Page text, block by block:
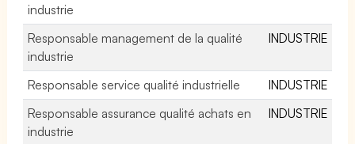
industrie
Responsable management de la qualité
industrie
INDUSTRIE
Responsable service qualité industrielle
INDUSTRIE
Responsable assurance qualité achats en
industrie
INDUSTRIE